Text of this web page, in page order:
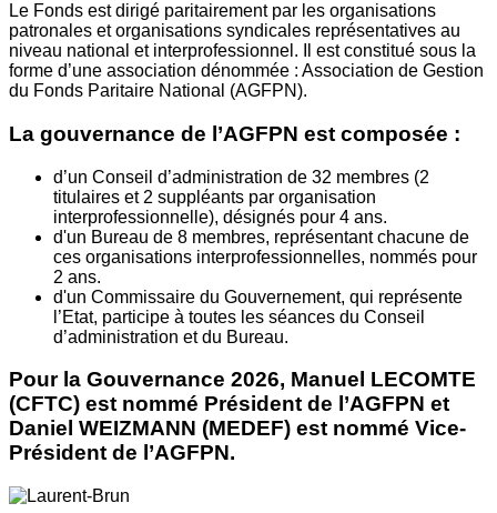
Le Fonds est dirigé paritairement par les organisations
patronales et organisations syndicales représentatives au
niveau national et interprofessionnel. Il est constitué sous la
forme d’une association dénommée : Association de Gestion
du Fonds Paritaire National (AGFPN).
La gouvernance de l’AGFPN est composée :
d’un Conseil d’administration de 32 membres (2
titulaires et 2 suppléants par organisation
interprofessionnelle), désignés pour 4 ans.
d'un Bureau de 8 membres, représentant chacune de
ces organisations interprofessionnelles, nommés pour
2 ans.
d'un Commissaire du Gouvernement, qui représente
l’Etat, participe à toutes les séances du Conseil
d’administration et du Bureau.
Pour la Gouvernance 2026, Manuel LECOMTE
(CFTC) est nommé Président de l’AGFPN et
Daniel WEIZMANN (MEDEF) est nommé Vice-
Président de l’AGFPN.